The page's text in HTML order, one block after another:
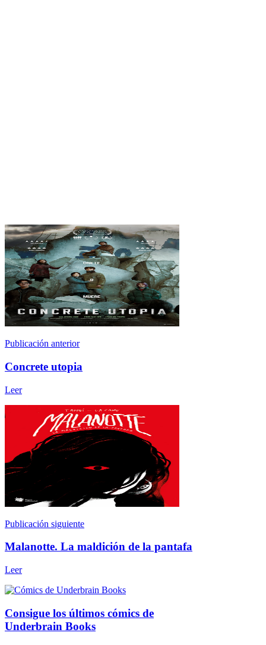
Publicación anterior
Concrete utopia
Leer
Publicación siguiente
Malanotte. La maldición de la pantafa
Leer
Consigue los últimos cómics de
Underbrain Books